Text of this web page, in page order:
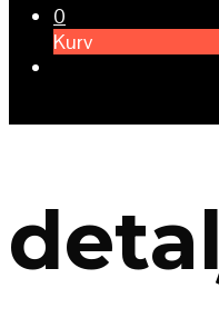
0
Kurv